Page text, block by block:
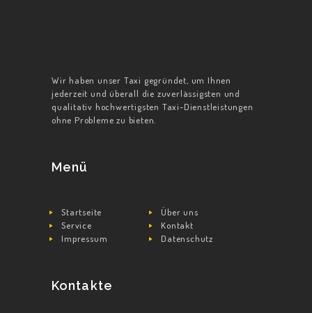
der
Produktseite
gewählt
Wir haben unser Taxi gegründet, um Ihnen
jederzeit und überall die zuverlässigsten und
qualitativ hochwertigsten Taxi-Dienstleistungen
ohne Probleme zu bieten.
Menü
Startseite
Über uns
Service
Kontakt
Impressum
Datenschutz
Kontakte